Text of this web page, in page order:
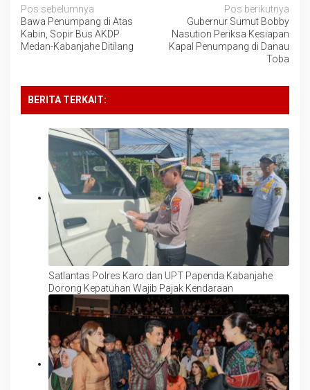
Navigasi
pos
Pos sebelumnya
Bawa Penumpang di Atas
Kabin, Sopir Bus AKDP
Medan-Kabanjahe Ditilang
Pos berikutnya
Gubernur Sumut Bobby
Nasution Periksa Kesiapan
Kapal Penumpang di Danau
Toba
BERITA TERKAIT:
Satlantas Polres Karo dan UPT Papenda Kabanjahe
Dorong Kepatuhan Wajib Pajak Kendaraan